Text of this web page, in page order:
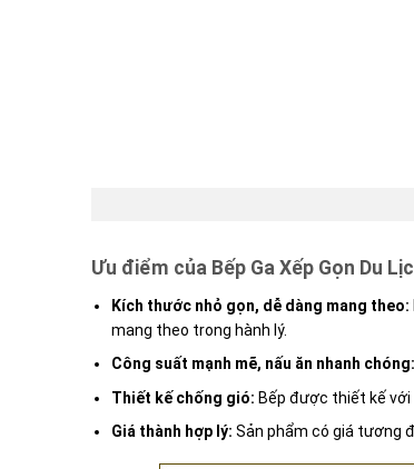
Ưu điểm của Bếp Ga Xếp Gọn Du
Kích thước nhỏ gọn, dễ dàng mang theo:
mang theo trong hành lý.
Công suất mạnh mẽ, nấu ăn nhanh chóng:
Thiết kế chống gió: Bếp được thiết kế với
Giá thành hợp lý: Sản phẩm có giá tương